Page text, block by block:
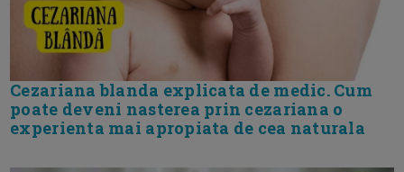
Cezariana blanda explicata de medic. Cum
poate deveni nasterea prin cezariana o
experienta mai apropiata de cea naturala